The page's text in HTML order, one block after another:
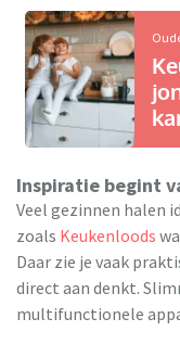
Inspiratie begint
Veel gezinnen halen
zoals Keukenloods
Daar zie je vaak
direct aan denkt.
multifunctionele